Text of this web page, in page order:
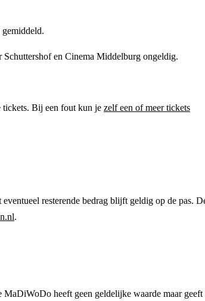
en Cinema Middelburg ongeldig.
tickets. Bij een fout kun je zelf een of meer tickets
resterende bedrag blijft geldig op de pas.
.
heeft geen geldelijke waarde maar geeft